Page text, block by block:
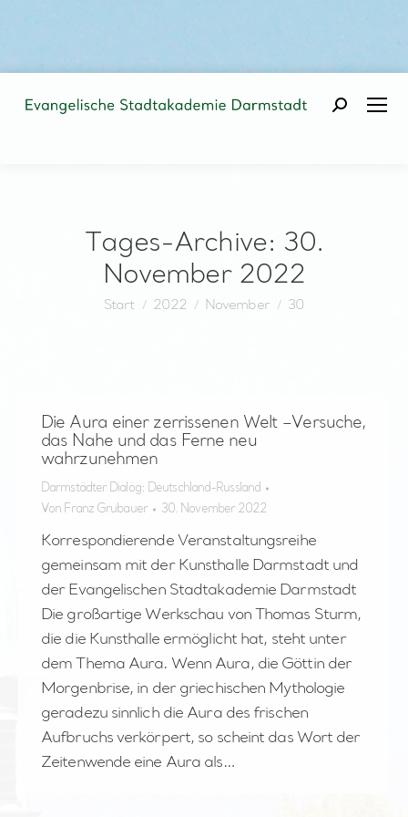
Search:
Tages-Archive: 30.
November 2022
Sie befinden sich hier:
Start 2022 November 30
Die Aura einer zerrissenen Welt –Versuche,
das Nahe und das Ferne neu
wahrzunehmen
Darmstädter Dialog: Deutschland-Russland
Von Franz Grubauer 30. November 2022
Korrespondierende Veranstaltungsreihe
gemeinsam mit der Kunsthalle Darmstadt und
der Evangelischen Stadtakademie Darmstadt
Die großartige Werkschau von Thomas Sturm,
die die Kunsthalle ermöglicht hat, steht unter
dem Thema Aura. Wenn Aura, die Göttin der
Morgenbrise, in der griechischen Mythologie
geradezu sinnlich die Aura des frischen
Aufbruchs verkörpert, so scheint das Wort der
Zeitenwende eine Aura als…